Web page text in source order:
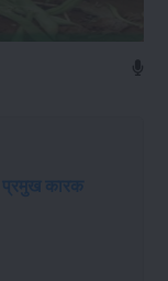
प्रमुख कारक